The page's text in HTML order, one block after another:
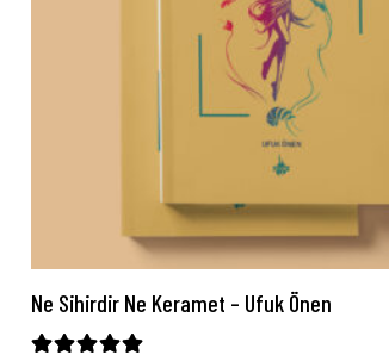
Ne Sihirdir Ne Keramet – Ufuk Önen